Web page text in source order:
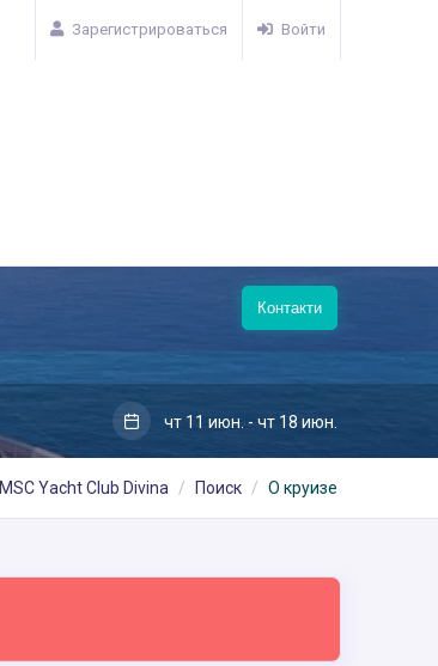
Зарегистрироваться Войти
Контакти
чт 11 июн. - чт 18 июн.
MSC Yacht Club Divina Поиск О круизе